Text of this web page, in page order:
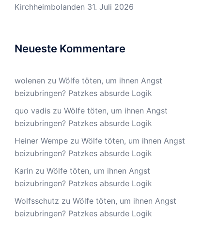
Kirchheimbolanden 31. Juli 2026
Neueste Kommentare
wolenen zu Wölfe töten, um ihnen Angst
beizubringen? Patzkes absurde Logik
quo vadis zu Wölfe töten, um ihnen Angst
beizubringen? Patzkes absurde Logik
Heiner Wempe zu Wölfe töten, um ihnen Angst
beizubringen? Patzkes absurde Logik
Karin zu Wölfe töten, um ihnen Angst
beizubringen? Patzkes absurde Logik
Wolfsschutz zu Wölfe töten, um ihnen Angst
beizubringen? Patzkes absurde Logik